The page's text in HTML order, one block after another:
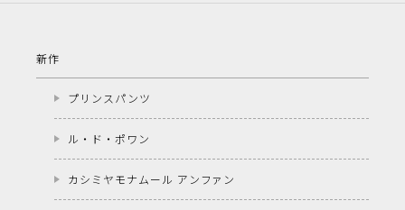
新作
プリンスパンツ
ル・ド・ポワン
カシミヤモナムール アンファン